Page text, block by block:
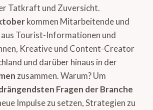
Tatkraft und Zuversicht.
kommen Mitarbeitende und
Tourist-Informationen und
Kreative und Content-Creator
und darüber hinaus in der
zusammen. Warum? Um
Fragen der Branche
Impulse zu setzen, Strategien zu